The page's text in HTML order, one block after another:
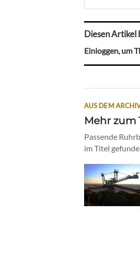
Diesen Artikel
Einloggen, um
AUS DEM
Mehr zum
Passende
im Titel